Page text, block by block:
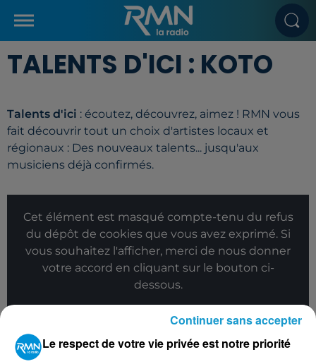
TALENTS D'ICI : KOTO
Talents d'ici : écoutez, découvrez, aimez ! RMN vous
fait découvrir tout un choix d'artistes locaux et
régionaux : Des nouveaux talents... jusqu'aux
musiciens déjà confirmés.
Cet élément est masqué compte-tenu du refus
du dépôt de cookies que vous avez exprimé. Si
vous souhaitez l'afficher, merci de nous donner
votre accord en cliquant sur le bouton ci-
dessous.
Afficher l'élément
TITRES DIFFUSÉS Voir plus
Le respect de votre vie privée est notre priorité
Continuer sans accepter